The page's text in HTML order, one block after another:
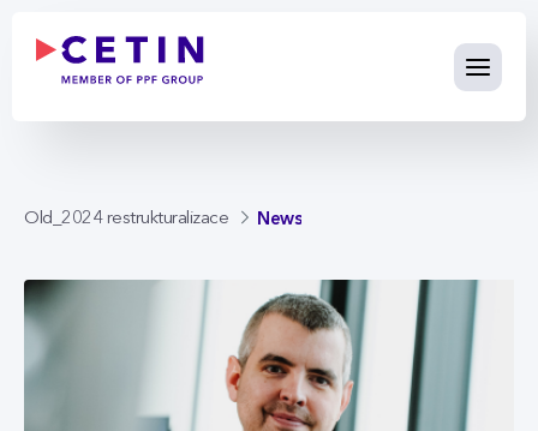
Old_2024 restrukturalizace News